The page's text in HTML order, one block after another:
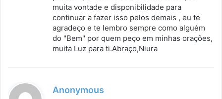
muita vontade e disponibilidade para
continuar a fazer isso pelos demais , eu te
agradeço e te lembro sempre como alguém
do "Bem" por quem peço em minhas orações,
muita Luz para ti.Abraço,Niura
Anonymous